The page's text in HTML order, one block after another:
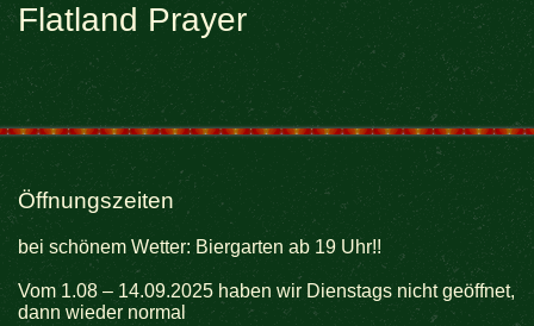
Flatland Prayer
Öffnungszeiten
bei schönem Wetter: Biergarten ab 19 Uhr!!
Vom 1.08 – 14.09.2025 haben wir Dienstags nicht geöffnet,
dann wieder normal